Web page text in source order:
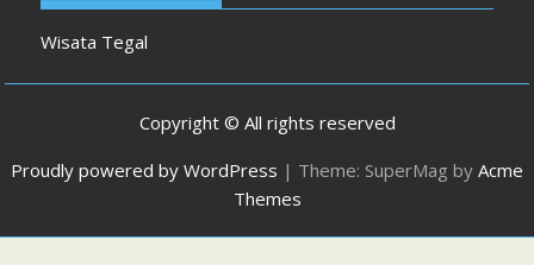
Wisata Tegal
Copyright © All rights reserved
Proudly powered by WordPress | Theme: SuperMag by Acme
Themes